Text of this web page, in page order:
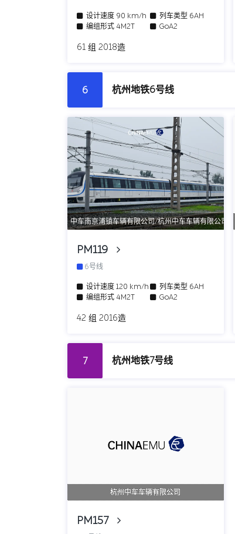
设计速度 90 km/h 列车类型 6AH
编组形式 4M2T GoA2
61 组 2018造
6 杭州地铁6号线
中车南京浦镇车辆有限公司/杭州中车车辆有限公司
PM119
6号线
设计速度 120 km/h 列车类型 6AH
编组形式 4M2T GoA2
42 组 2016造
7 杭州地铁7号线
杭州中车车辆有限公司
PM157